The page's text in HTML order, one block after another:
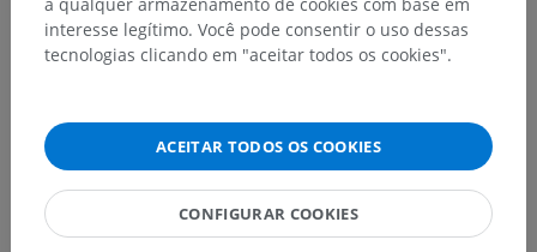
interesse legítimo. Você pode consentir o uso dessas
tecnologias clicando em "aceitar todos os cookies".
ACEITAR TODOS OS COOKIES
CONFIGURAR COOKIES